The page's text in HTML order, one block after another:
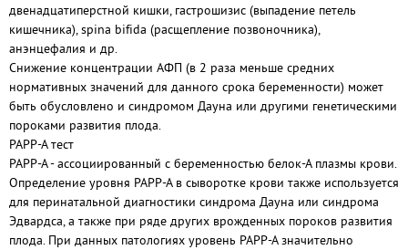
двенадцатиперстной кишки, гастрошизис (выпадение петель
кишечника), spina bifida (расщепление позвоночника),
анэнцефалия и др.
Снижение концентрации АФП (в 2 раза меньше средних
нормативных значений для данного срока беременности) может
быть обусловлено и синдромом Дауна или другими генетическими
пороками развития плода.
РАРР-А тест
РАРР-А - ассоциированный с беременностью белок-А плазмы крови.
Определение уровня РАРР-А в сыворотке крови также используется
для перинатальной диагностики синдрома Дауна или синдрома
Эдвардса, а также при ряде других врожденных пороков развития
плода. При данных патологиях уровень РАРР-А значительно